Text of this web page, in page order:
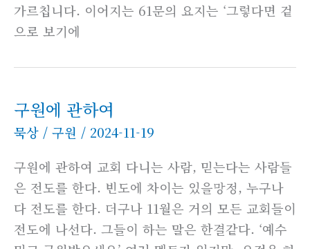
가르칩니다. 이어지는 61문의 요지는 ‘그렇다면 겉
으로 보기에
구원에 관하여
묵상 / 구원 / 2024-11-19
구원에 관하여 교회 다니는 사람, 믿는다는 사람들
은 전도를 한다. 빈도에 차이는 있을망정, 누구나
다 전도를 한다. 더구나 11월은 거의 모든 교회들이
전도에 나선다. 그들이 하는 말은 한결같다. ‘예수